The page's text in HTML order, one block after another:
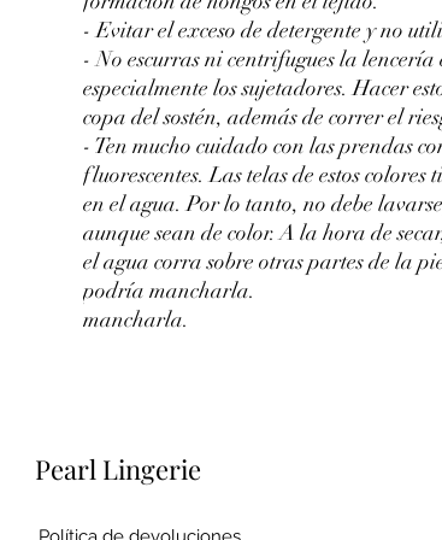
- Evitar el exceso de detergente y no
- No escurras ni centrifugues la
especialmente los sujetadores. Hacer
copa del sostén, además de correr el
- Ten mucho cuidado con las prendas
fluorescentes. Las telas de estos
en el agua. Por lo tanto, no debe
aunque sean de color. A la hora de
el agua corra sobre otras partes de la
podría mancharla.
mancharla.
Pearl Lingerie